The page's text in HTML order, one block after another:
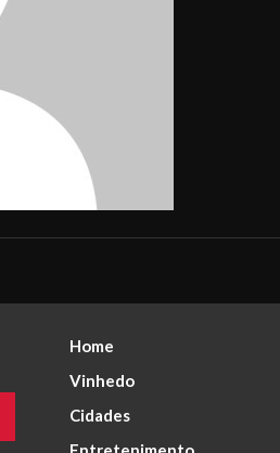
Home
Vinhedo
Cidades